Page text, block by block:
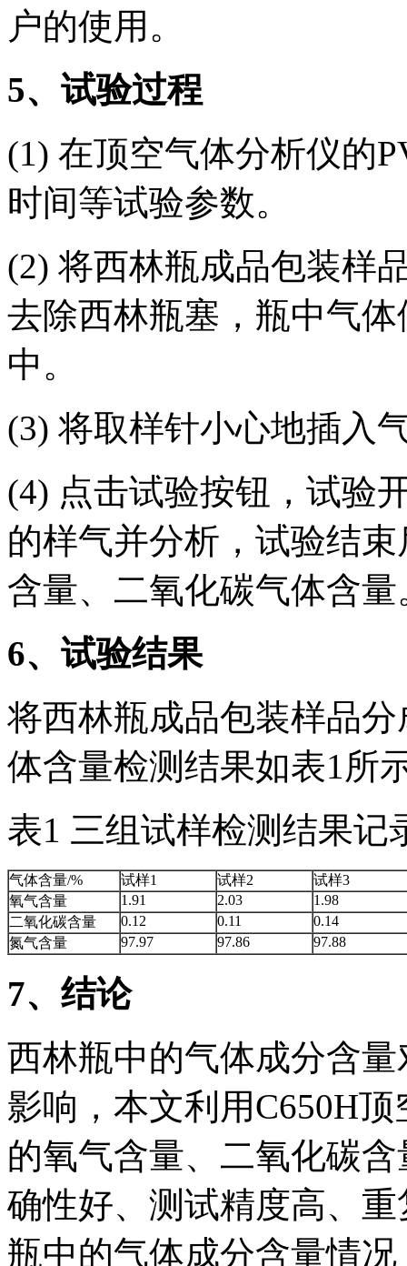
户的使用。
5、试验过程
(1) 在顶空气体分析仪的
时间等试验参数。
(2) 将西林瓶成品包装样
去除西林瓶塞，瓶中气
中。
(3) 将取样针小心地插入
(4) 点击试验按钮，试验
的样气并分析，试验结
含量、二氧化碳气体含量
6、试验结果
将西林瓶成品包装样品
体含量检测结果如表1所
表1 三组试样检测结果记
气体含量/% 试样1 试样2
试样3
氧气含量
1.91 2.03
1.98
二氧化碳含量
0.12 0.11
0.14
氮气含量
97.97 97.86 97.88
7、结论
西林瓶中的气体成分含
影响，本文利用C650H
的氧气含量、二氧化碳
确性好、测试精度高、
瓶中的气体成分含量情